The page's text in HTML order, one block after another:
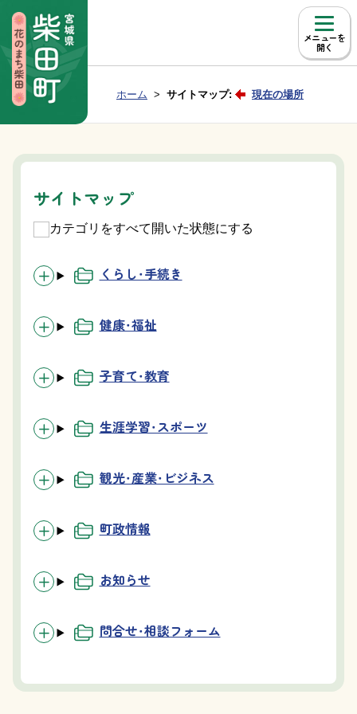
メニュー
Group NAV 現在位置：
ホーム サイトマップ: 現在の場所
サイトマップ
カテゴリをすべて開いた状態にする
くらし・手続き
健康・福祉
子育て・教育
生涯学習・スポーツ
観光・産業・ビジネス
町政情報
お知らせ
問合せ・相談フォーム